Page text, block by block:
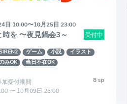
日 10:00〜10月25日 23:00
受付中
を 〜夜見鍋会3～
ゲーム 小説
イラスト
みOK 当日不在OK
8 sp
受付期間
〜 10月09日 23:00